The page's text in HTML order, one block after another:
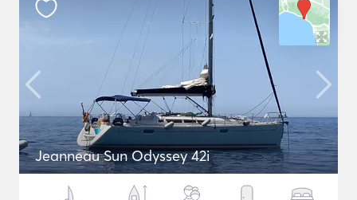
Jeanneau Sun Odyssey 42i